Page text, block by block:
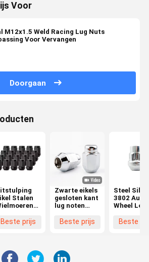
Voor
M12x1.5 Weld Racing Lug Nuts
Voor Vervangen
Doorgaan
Stalen
Beste prijs
Zwarte eikels
gesloten kant
lug noten
draad 3/4
Aftermarket
wielen
Beste prijs
Steel
3802 Auto
Wheel
theft Nut
Beste